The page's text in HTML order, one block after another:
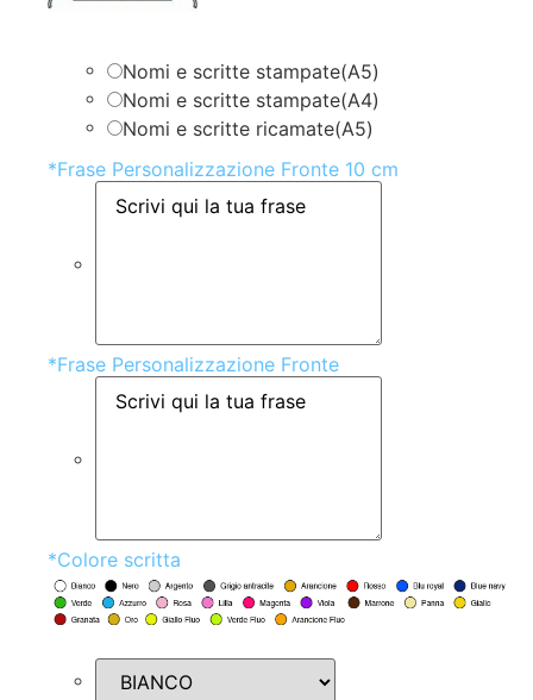
Nomi e scritte stampate(A5)
Nomi e scritte stampate(A4)
Nomi e scritte ricamate(A5)
*Frase Personalizzazione Fronte 10 cm
*Frase Personalizzazione Fronte
*Colore scritta